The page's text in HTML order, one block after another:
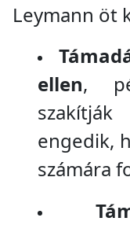
Leymann öt
ellen,
engedik,
számára